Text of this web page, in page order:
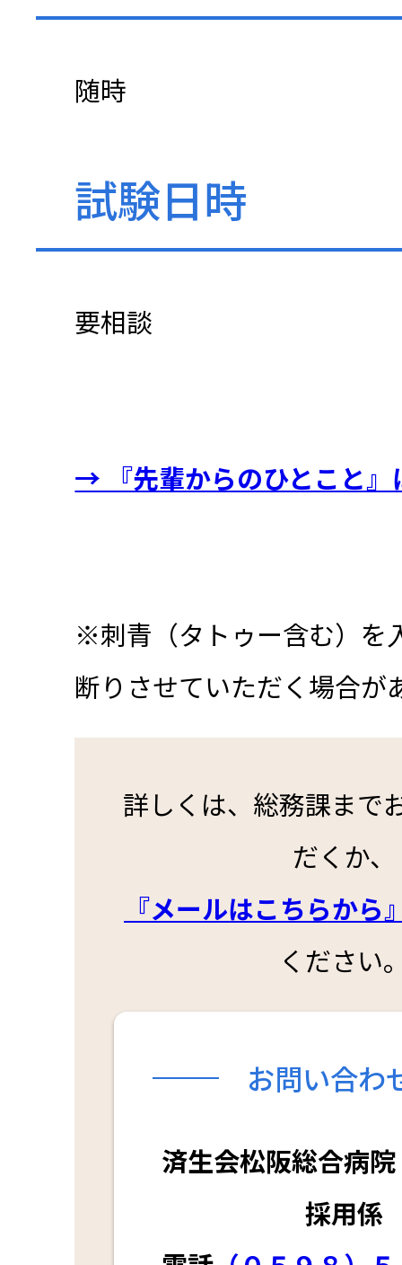
随時
試験日時
要相談
→ 『先輩からのひとこと』
※刺青（タトゥー含む）を
断りさせていただく場合が
詳しくは、総務課まで
だくか、
『メールはこちらから
ください
お問い合わ
済生会松阪総合
採用係